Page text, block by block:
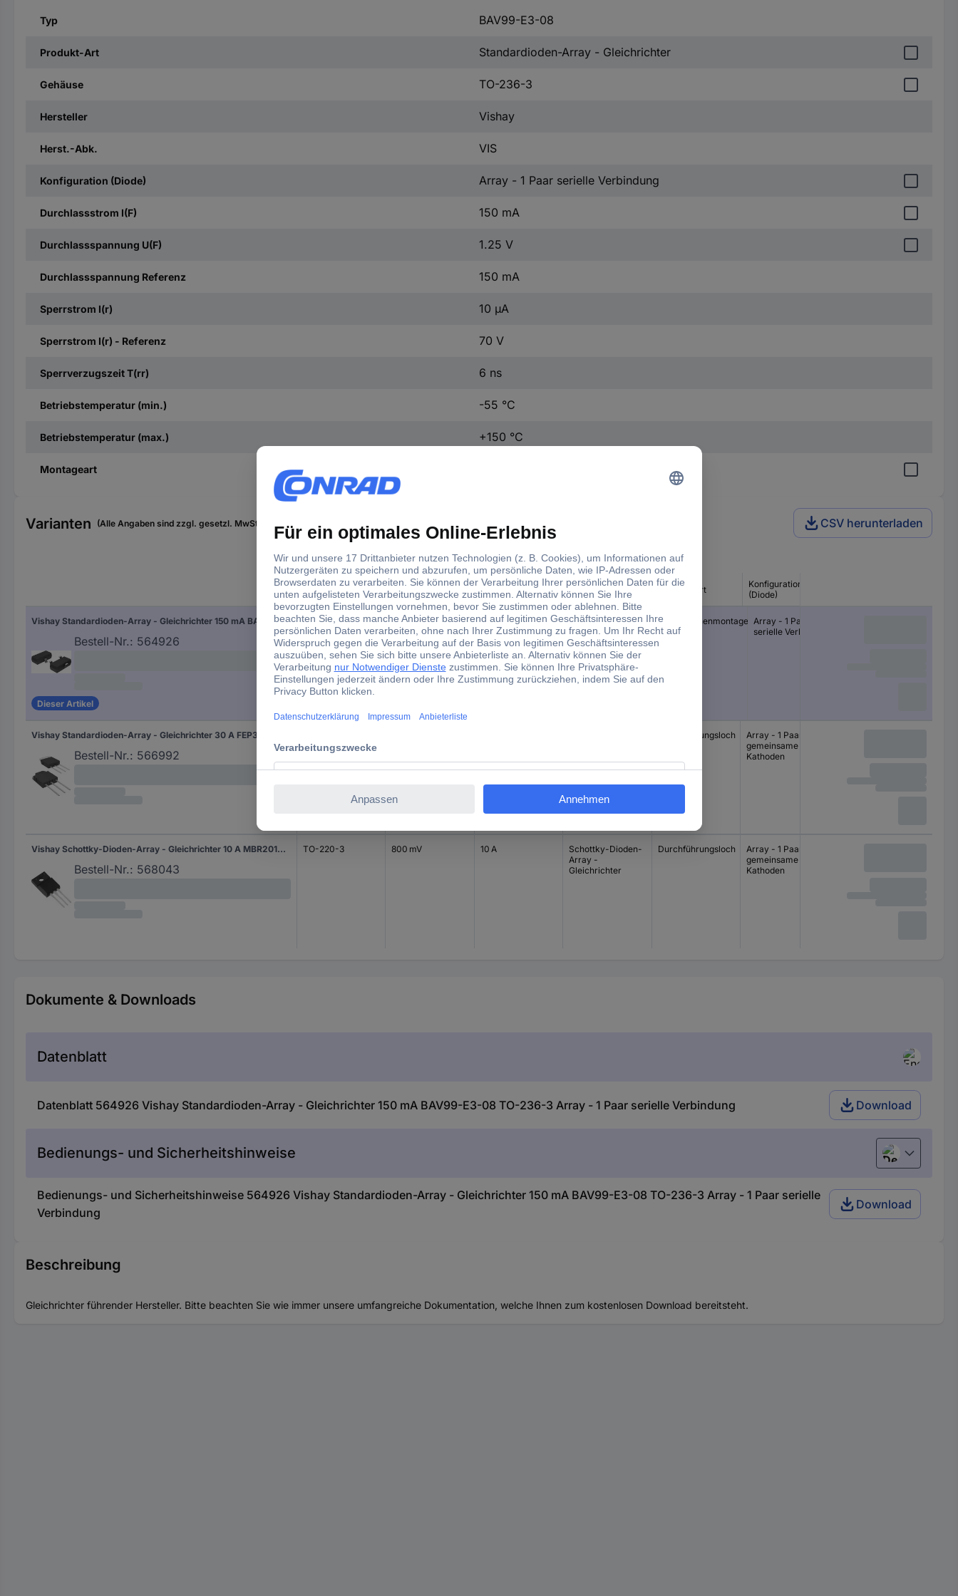
Typ BAV99-E3-08
Produkt-Art Standardioden-Array - Gleichrichter
Gehäuse TO-236-3
Hersteller Vishay
Herst.-Abk. VIS
Konfiguration (Diode) Array - 1 Paar serielle Verbindung
Durchlassstrom I(F) 150 mA
Durchlassspannung U(F) 1.25 V
Durchlassspannung Referenz 150 mA
Sperrstrom I(r) 10 µA
Sperrstrom I(r) - Referenz 70 V
Sperrverzugszeit T(rr) 6 ns
Betriebstemperatur (min.) -55 °C
Betriebstemperatur (max.) +150 °C
Montageart
Varianten (Alle Angaben sind zzgl. gesetzl. MwSt., zzgl. Versand) CSV herunterladen
Gehäuse
Durchlassspannung
U(F)
Durchlassstrom
I(F)
Produkt-Art Montageart
Konfiguration
(Diode)
Vishay Standardioden-Array - Gleichrichter 150 mA BAV99-E3-08 TO-236-3 Array - 1 Paar serielle Verbindung
Bestell-Nr.: 564926
Dieser Artikel
TO-236-3 1.25 V 150 mA
Standardioden-
Array -
Gleichrichter
Oberflächenmontage Array - 1 Paar
serielle Verbindung
Bestell-Nr.: 566992
Durchführungsloch
Array - 1 Paar
gemeinsame
Kathoden
Vishay Schottky-Dioden-Array - Gleichrichter 10 A MBR20100CT-E3/4W TO-220-3 Array - 1 Paar gemeinsame Kathoden
Bestell-Nr.: 568043
TO-220-3 800 mV 10 A
Schottky-Dioden-
Array -
Gleichrichter
Durchführungsloch
Array - 1 Paar
gemeinsame
Kathoden
Dokumente & Downloads
Datenblatt
Datenblatt 564926 Vishay Standardioden-Array - Gleichrichter 150 mA BAV99-E3-08 TO-236-3 Array - 1 Paar serielle Verbindung Download
Bedienungs- und Sicherheitshinweise Deutsch
Bedienungs- und Sicherheitshinweise 564926 Vishay Standardioden-Array - Gleichrichter 150 mA BAV99-E3-08 TO-236-3 Array - 1 Paar serielle
Verbindung
Download
Beschreibung
Gleichrichter führender Hersteller. Bitte beachten Sie wie immer unsere umfangreiche Dokumentation, welche Ihnen zum kostenlosen Download bereitsteht.